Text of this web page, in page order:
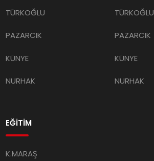
TÜRKOĞLU
PAZARCIK
KÜNYE
NURHAK
TÜRKOĞLU
PAZARCIK
KÜNYE
NURHAK
EĞİTİM
K.MARAŞ